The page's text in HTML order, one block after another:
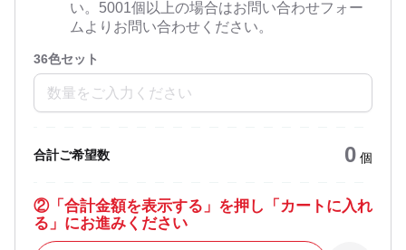
い。5001個以上の場合はお問い合わせフォー
ムよりお問い合わせください。
36色セット
合計ご希望数 0 個
②「合計金額を表示する」を押し「カートに入れ
る」にお進みください